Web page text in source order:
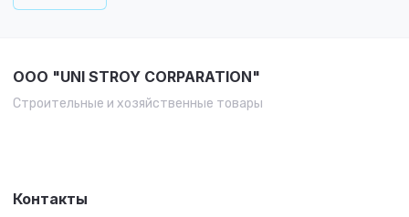
OOO "UNI STROY CORPARATION"
Строительные и хозяйственные товары
Контакты